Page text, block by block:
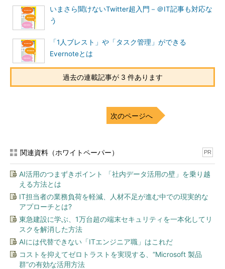
いまさら聞けないTwitter超入門－＠IT記事も対応な
う
「1人ブレスト」や「タスク管理」ができる
Evernoteとは
過去の連載記事が 3 件あります
次のページへ
関連資料（ホワイトペーパー） PR
AI活用のつまずきポイント 「社内データ活用の壁」を乗り越
える方法とは
IT担当者の業務負荷を軽減、人材不足が進む中での現実的な
アプローチとは?
東急建設に学ぶ、1万台超の端末セキュリティを一本化してリ
スクを解消した方法
AIには代替できない「ITエンジニア職」はこれだ
コストを抑えてゼロトラストを実現する、“Microsoft 製品
群”の有効な活用方法